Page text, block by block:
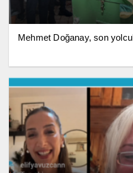
Mehmet Doğanay, son